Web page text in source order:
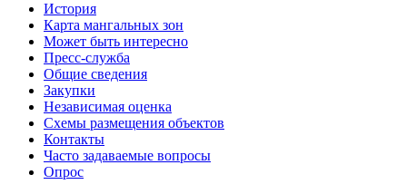
История
Карта мангальных зон
Может быть интересно
Пресс-служба
Общие сведения
Закупки
Независимая оценка
Схемы размещения объектов
Контакты
Часто задаваемые вопросы
Опрос